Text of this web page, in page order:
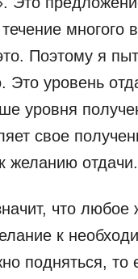
многого
Поэтому я
Это уровень
уровня
свое
желанию отдачи.
что любое
к
подняться, то